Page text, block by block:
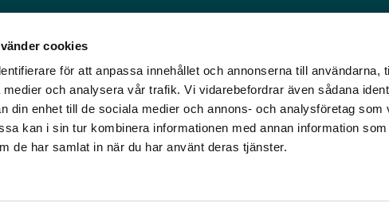
cookies
för att anpassa innehållet och annonserna till användarna,
och analysera vår trafik. Vi vidarebefordrar även sådana
din enhet till de sociala medier och annons- och analysföretag som
kan i sin tur kombinera informationen med annan information
de har samlat in när du har använt deras tjänster.
love horse racing!
was founded, we
Links
General auction terms and
conditions